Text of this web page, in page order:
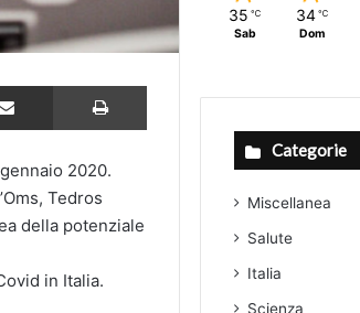
Partilhar via Email Imprimir
2020.
Tedros
della potenziale
in Italia.
35 ℃
Sab
34 ℃
Dom
Categorie
Miscellanea
Salute
Italia
Scienza